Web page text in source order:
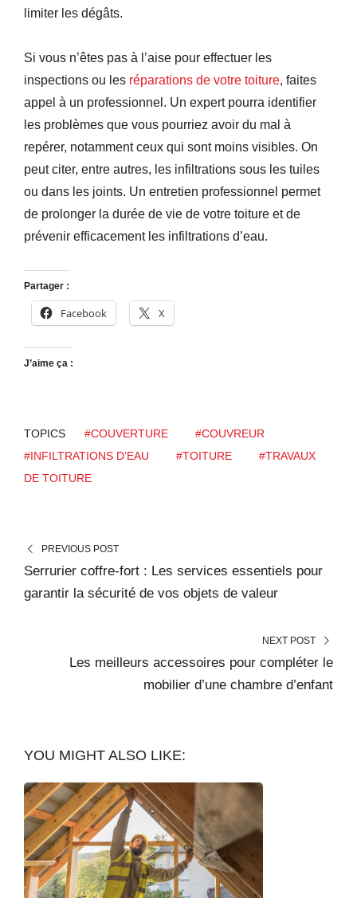
limiter les dégâts.
Si vous n’êtes pas à l’aise pour effectuer les
inspections ou les réparations de votre toiture, faites
appel à un professionnel. Un expert pourra identifier
les problèmes que vous pourriez avoir du mal à
repérer, notamment ceux qui sont moins visibles. On
peut citer, entre autres, les infiltrations sous les tuiles
ou dans les joints. Un entretien professionnel permet
de prolonger la durée de vie de votre toiture et de
prévenir efficacement les infiltrations d’eau.
Partager :
Facebook X
J’aime ça :
TOPICS #COUVERTURE
#COUVREUR
#INFILTRATIONS D’EAU
#TOITURE
#TRAVAUX
DE TOITURE
PREVIOUS POST
Serrurier coffre-fort : Les services essentiels pour
garantir la sécurité de vos objets de valeur
NEXT POST
Les meilleurs accessoires pour compléter le
mobilier d’une chambre d’enfant
YOU MIGHT ALSO LIKE: